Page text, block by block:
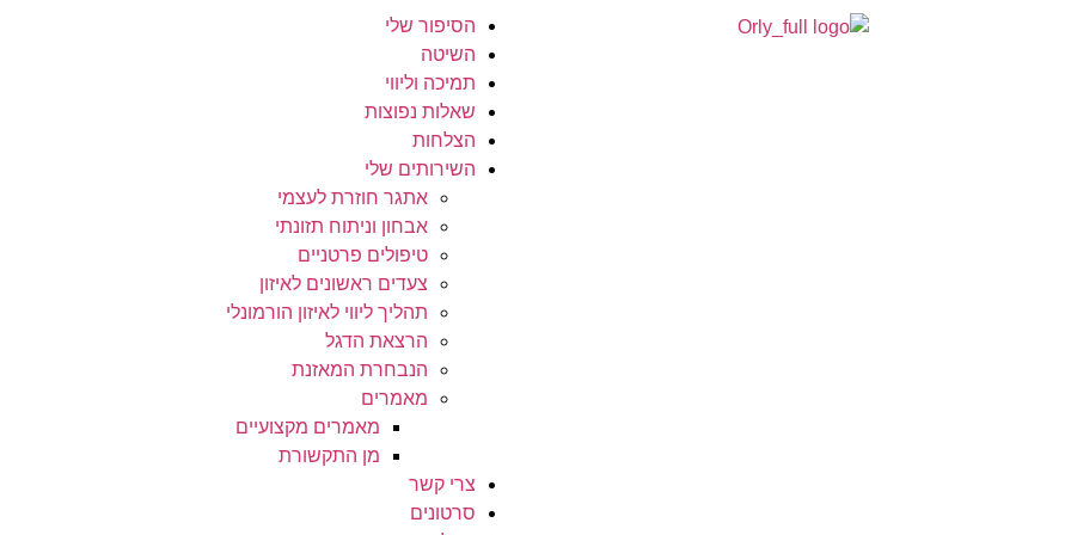
הסיפור שלי
השיטה
תמיכה וליווי
שאלות נפוצות
הצלחות
השירותים שלי
אתגר חוזרת לעצמי
אבחון וניתוח תזונתי
טיפולים פרטניים
צעדים ראשונים לאיזון
תהליך ליווי לאיזון הורמונלי
הרצאת הדגל
הנבחרת המאזנת
מאמרים
מאמרים מקצועיים
מן התקשורת
צרי קשר
סרטונים